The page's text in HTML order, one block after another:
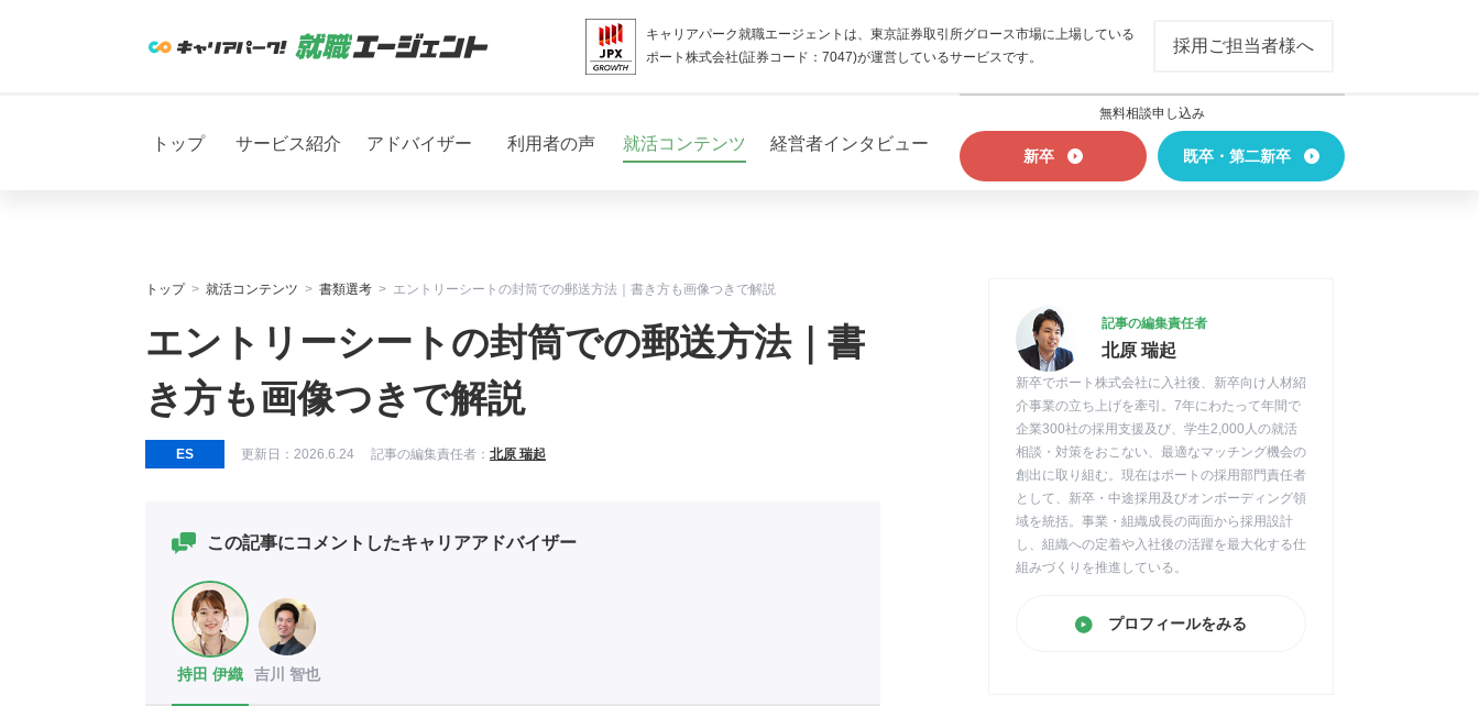
キャリアパーク就職エージェントは、東京証券取引所グロース市場に上場している
ポート株式会社(証券コード：7047)が運営しているサービスです。
採用ご担当者様へ
トップ サービス紹介 アドバイザー 利用者の声 就活コンテンツ 経営者インタビュー
無料相談申し込み
新卒 既卒・第二新卒
トップ 就活コンテンツ 書類選考 エントリーシートの封筒での郵送方法｜書き方も画像つきで解説
エントリーシートの封筒での郵送方法｜書
き方も画像つきで解説
ES 更新日： 2026.6.24 記事の編集責任者： 北原 瑞起
この記事にコメントしたキャリアアドバイザー
持田 伊織 吉川 智也
記事の編集責任者
北原 瑞起
新卒でポート株式会社に入社後、新卒向け人材紹
介事業の立ち上げを牽引。7年にわたって年間で
企業300社の採用支援及び、学生2,000人の就活
相談・対策をおこない、最適なマッチング機会の
創出に取り組む。現在はポートの採用部門責任者
として、新卒・中途採用及びオンボーディング領
域を統括。事業・組織成長の両面から採用設計
し、組織への定着や入社後の活躍を最大化する仕
組みづくりを推進している。
プロフィールをみる